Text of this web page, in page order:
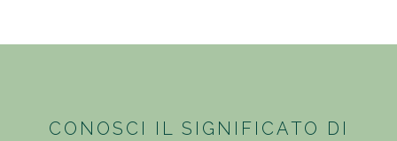
CONOSCI IL SIGNIFICATO DI